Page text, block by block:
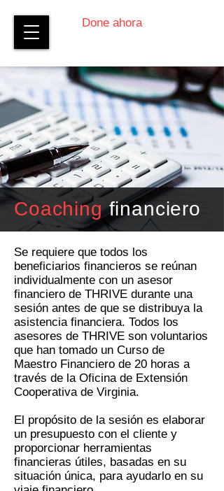
Done ahora
Coaching financiero
Se requiere que todos los
beneficiarios financieros se reúnan
individualmente con un asesor
financiero de THRIVE durante una
sesión antes de que se distribuya la
asistencia financiera. Todos los
asesores de THRIVE son voluntarios
que han tomado un Curso de
Maestro Financiero de 20 horas a
través de la Oficina de Extensión
Cooperativa de Virginia.
El propósito de la sesión es elaborar
un presupuesto con el cliente y
proporcionar herramientas
financieras útiles, basadas en su
situación única, para ayudarlo en su